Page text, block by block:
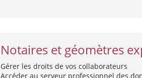
Notaires et géomètres
Gérer les droits de vos collaborateurs
Accéder au serveur professionnel des